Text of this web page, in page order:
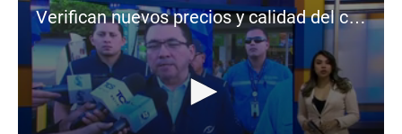
Verifican nuevos precios y calidad del combustible